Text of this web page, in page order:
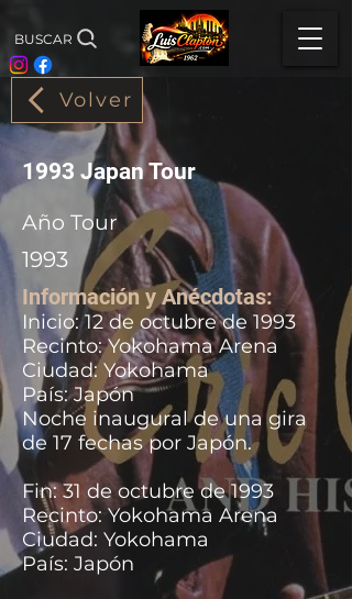
BUSCAR
Volver
1993 Japan Tour
Año Tour
1993
Información y Anécdotas:
Inicio: 12 de octubre de 1993
Recinto: Yokohama Arena
Ciudad: Yokohama
País: Japón
Noche inaugural de una gira
de 17 fechas por Japón.
Fin: 31 de octubre de 1993
Recinto: Yokohama Arena
Ciudad: Yokohama
País: Japón